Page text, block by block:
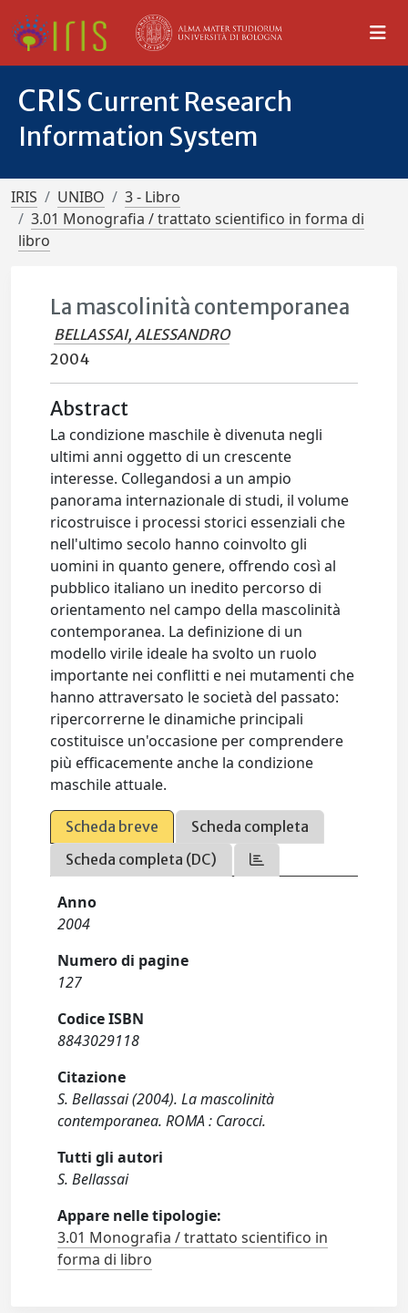
CRIS Current Research
Information System
IRIS UNIBO
3 - Libro
3.01 Monografia / trattato scientifico in forma di
libro
La mascolinità contemporanea
BELLASSAI, ALESSANDRO
2004
Abstract
La condizione maschile è divenuta negli
ultimi anni oggetto di un crescente
interesse. Collegandosi a un ampio
panorama internazionale di studi, il volume
ricostruisce i processi storici essenziali che
nell'ultimo secolo hanno coinvolto gli
uomini in quanto genere, offrendo così al
pubblico italiano un inedito percorso di
orientamento nel campo della mascolinità
contemporanea. La definizione di un
modello virile ideale ha svolto un ruolo
importante nei conflitti e nei mutamenti che
hanno attraversato le società del passato:
ripercorrerne le dinamiche principali
costituisce un'occasione per comprendere
più efficacemente anche la condizione
maschile attuale.
Scheda breve
Scheda completa
Scheda completa (DC)
Anno
2004
Numero di pagine
127
Codice ISBN
8843029118
Citazione
S. Bellassai (2004). La mascolinità
contemporanea. ROMA : Carocci.
Tutti gli autori
S. Bellassai
Appare nelle tipologie:
3.01 Monografia / trattato scientifico in
forma di libro